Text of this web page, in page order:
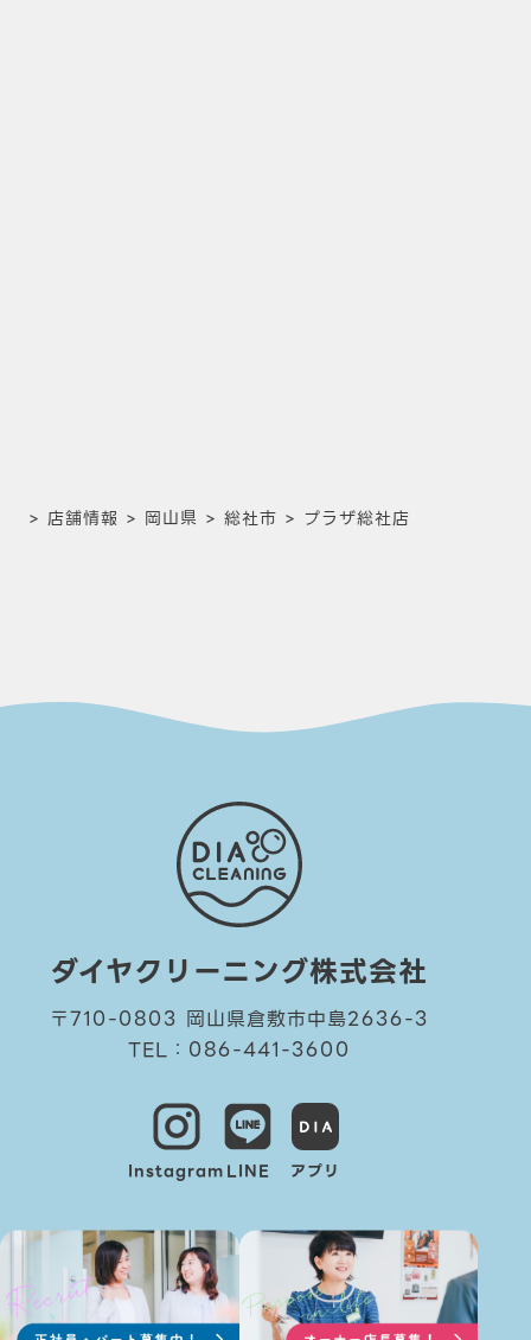
> 店舗情報 > 岡山県 > 総社市 > プラザ総社店
ダイヤクリーニング株式会社
〒710-0803 岡山県倉敷市中島2636-3
TEL：086-441-3600
InstagramLINE アプリ